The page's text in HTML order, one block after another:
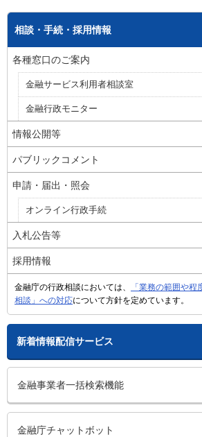
相談・手続・採用情報
各種窓口のご案内
金融サービス利用者相談室
金融行政モニター
情報公開等
パブリックコメント
申請・届出・照会
オンライン行政手続
入札公告等
採用情報
金融庁の行政相談においては、
「業務の範囲や
相談」への対応について方針を定めています。
新着情報配信サービス
金融事業者一括検索機能
金融庁チャットボット